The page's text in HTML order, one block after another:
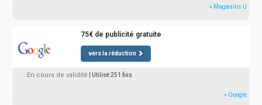
» Magasins U
75€ de publicité gratuite
vers la réduction
En cours de validité | Utilisé 251 fois
» Google